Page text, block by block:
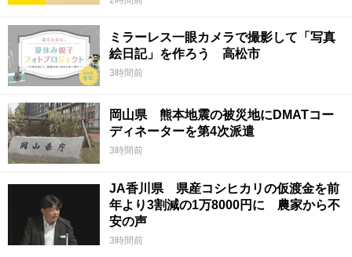
ミラーレス一眼カメラで撮影して「写真
絵日記」を作ろう 高松市
3時間前
岡山県 熊本地震の被災地にDMATコー
ディネーターを第4次派遣
3時間前
JA香川県 県産コシヒカリの仮渡金を前
年より3割減の1万8000円に 農家から不
安の声
3時間前